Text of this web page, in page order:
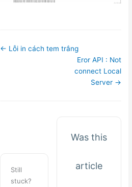
Doc
← Lỗi in cách tem trắng
Eror API : Not
connect Local
Server →
Still
stuck?
Was this
article